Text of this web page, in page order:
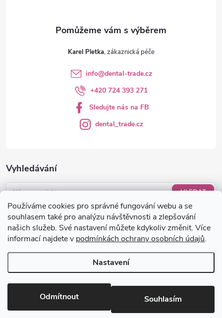
Používáme cookies pro správné fungování webu a se
souhlasem také pro analýzu návštěvnosti a zlepšování
našich služeb. Své nastavení můžete kdykoliv změnit. Více
informací najdete v podmínkách ochrany osobních údajů.
Nastavení
Odmítnout Souhlasím
Vyhledávání
HLEDAT
Nákupní košík
0KS /0 KČ
Karel Pletka
info@dental-trade.cz
+420 724 393 271
Sledujte nás na FB
dental_trade.cz
Copyright 2026dental-trade.cz. Všechna práva vyhrazena.Upravit
nastavení cookies